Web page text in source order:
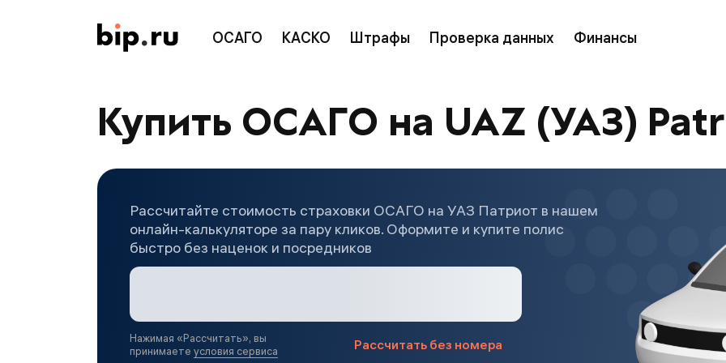
ОСАГО КАСКО Штрафы Проверка данных Финансы
Купить ОСАГО на UAZ (УАЗ)
Рассчитайте стоимость страховки ОСАГО на УАЗ Патриот в нашем
онлайн-калькуляторе за пару кликов. Оформите и купите полис
быстро без наценок и посредников
Рассчитать без номера
Нажимая «Рассчитать», вы
принимаете условия сервиса